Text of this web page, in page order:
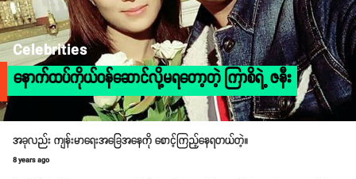
Celebrities
နောက်ထပ်ကိုယ်ဝန်ဆောင်လို့မရတော့တဲ့ ကြာစိရဲ့ ဇနီး
အခုလည်း ကျန်းမာရေးအခြေအနေကို စောင့်ကြည့်နေရတယ်တဲ့။
8 years ago